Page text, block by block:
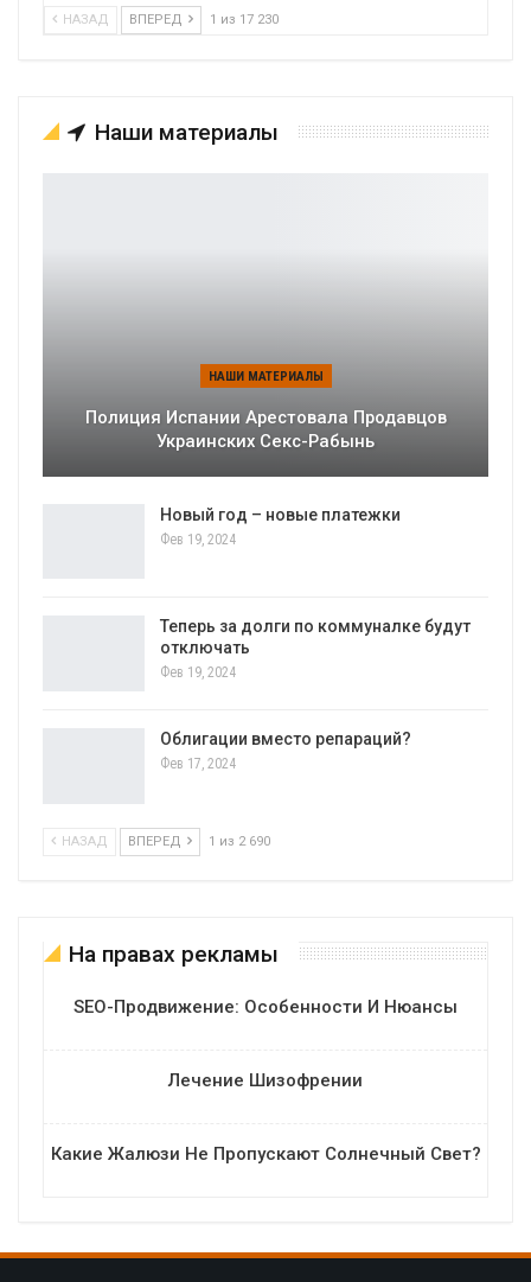
НАЗАД ВПЕРЕД 1 из 17 230
Наши материалы
НАШИ МАТЕРИАЛЫ
Полиция Испании Арестовала Продавцов
Украинских Секс-Рабынь
Новый год – новые платежки
Фев 19, 2024
Теперь за долги по коммуналке будут
отключать
Фев 19, 2024
Облигации вместо репараций?
Фев 17, 2024
НАЗАД ВПЕРЕД 1 из 2 690
На правах рекламы
SEO-Продвижение: Особенности И Нюансы
Лечение Шизофрении
Какие Жалюзи Не Пропускают Солнечный Свет?